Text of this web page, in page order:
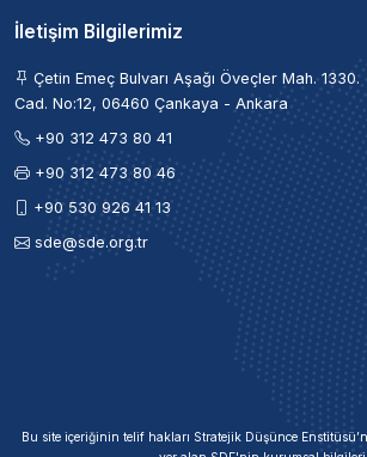
İletişim Bilgilerimiz
Çetin Emeç Bulvarı Aşağı Öveçler Mah. 1330.
Cad. No:12, 06460 Çankaya - Ankara
+90 312 473 80 41
+90 312 473 80 46
+90 530 926 41 13
sde@sde.org.tr
Bu site içeriğinin telif hakları Stratejik Düşünce